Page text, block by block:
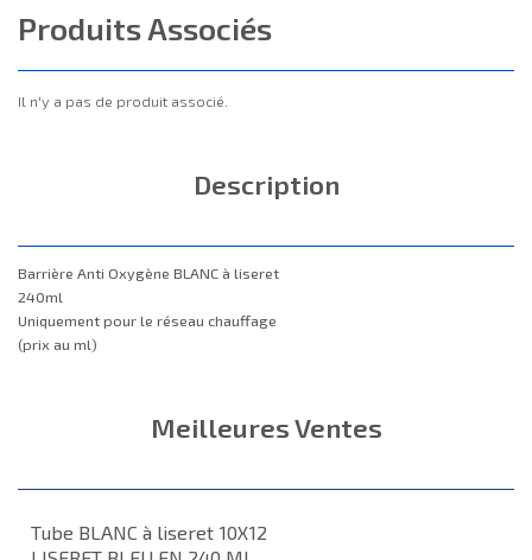
Produits Associés
Il n'y a pas de produit associé.
Description
Barrière Anti Oxygène BLANC à liseret
240ml
Uniquement pour le réseau chauffage
(prix au ml)
Meilleures Ventes
Tube BLANC à liseret 10X12